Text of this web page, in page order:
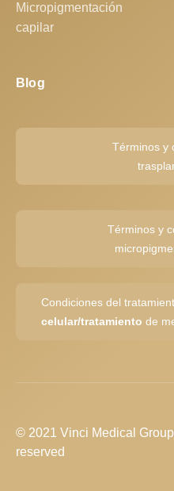
Micropigmentación
capilar
Blog
Términos y
Términos y
Condiciones del
celular/tratamiento de
© 2021 Vinci Medical
reserved